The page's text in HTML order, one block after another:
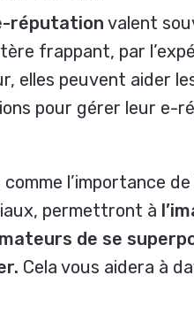
réputation valent
frappant, par
elles peuvent aider
pour gérer leur e-
l’importance
permettront à
de se
Cela vous aidera à